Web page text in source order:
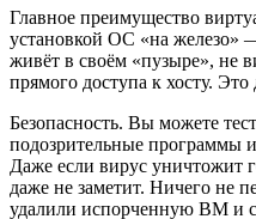
Главное преимущество
установкой ОС «на
живёт в своём «пузыре», не
прямого доступа к хосту.
Безопасность. Вы можете
подозрительные
Даже если вирус уничтожит
даже не заметит. Ничего не
удалили испорченную ВМ и